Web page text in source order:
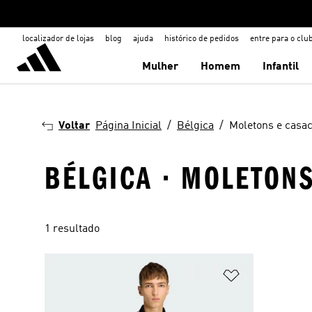
localizador de lojas blog ajuda histórico de pedidos entre para o
Mulher Homem Infantil
Voltar Página Inicial Bélgica Moletons e
BÉLGICA ·
1 resultado